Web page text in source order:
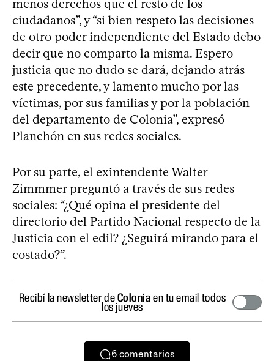
menos derechos que el resto de los
ciudadanos”, y “si bien respeto las decisiones
de otro poder independiente del Estado debo
decir que no comparto la misma. Espero
justicia que no dudo se dará, dejando atrás
este precedente, y lamento mucho por las
víctimas, por sus familias y por la población
del departamento de Colonia”, expresó
Planchón en sus redes sociales.
Por su parte, el exintendente Walter
Zimmmer preguntó a través de sus redes
sociales: “¿Qué opina el presidente del
directorio del Partido Nacional respecto de la
Justicia con el edil? ¿Seguirá mirando para el
costado?”.
Recibí la newsletter deColoniaen tu email todos
los jueves
6 comentarios